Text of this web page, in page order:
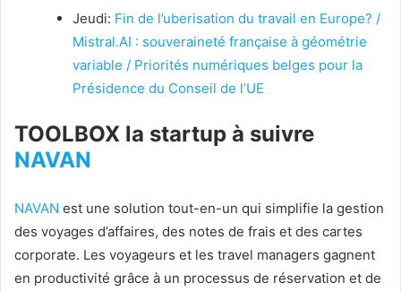
Jeudi: Fin de l’uberisation du travail en Europe? /
Mistral.AI : souveraineté française à géométrie
variable / Priorités numériques belges pour la
Présidence du Conseil de l’UE
TOOLBOX la startup à suivre
NAVAN
NAVAN est une solution tout-en-un qui simplifie la gestion
des voyages d’affaires, des notes de frais et des cartes
corporate. Les voyageurs et les travel managers gagnent
en productivité grâce à un processus de réservation et de